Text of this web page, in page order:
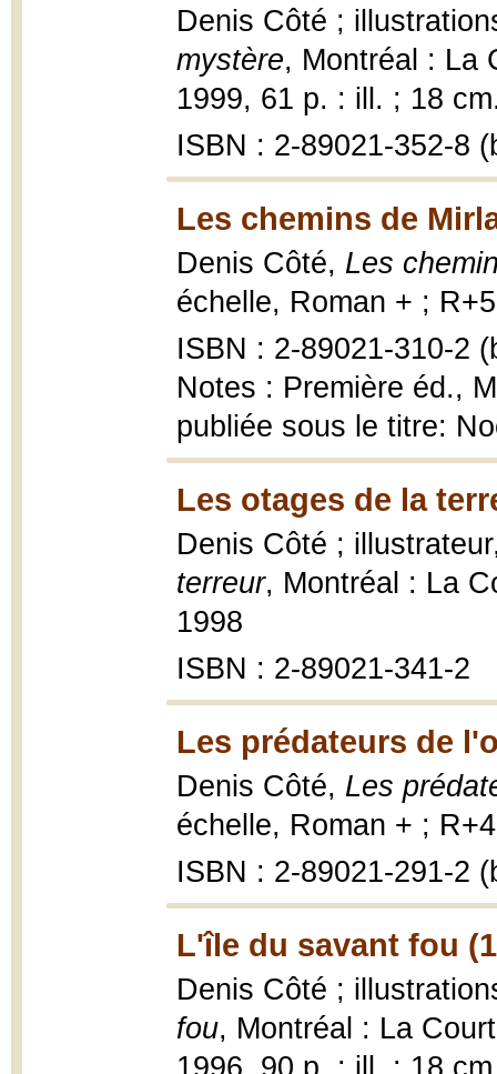
Denis Côté ;
mystère, Montréal : La
1999, 61 p. : ill. ; 18
ISBN : 2-89021-352-8
Les chemins de
Denis Côté, Les
échelle, Roman + ;
ISBN : 2-89021-310-2
Notes : Première éd.,
publiée sous le titre:
Les otages de la
Denis Côté ;
terreur, Montréal : La
1998
ISBN : 2-89021-341-2
Les prédateurs de
Denis Côté, Les
échelle, Roman + ;
ISBN : 2-89021-291-2
L'île du savant fou
Denis Côté ;
fou, Montréal : La
1996, 90 p. : ill. ; 18